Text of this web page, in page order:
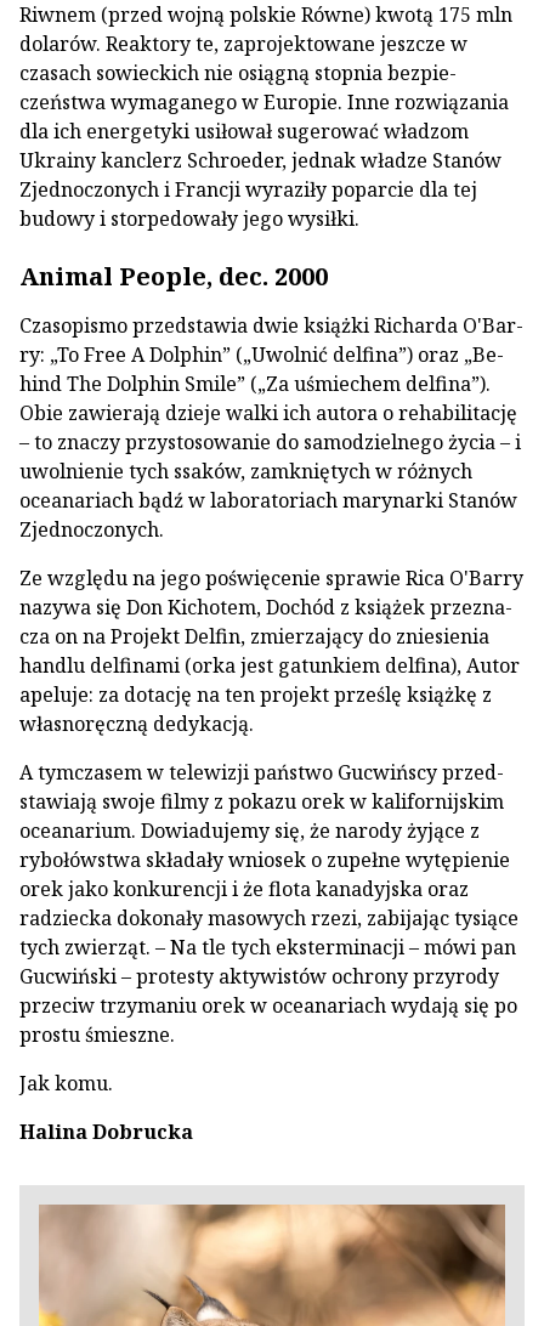
Riwnem (przed wojną polskie Równe) kwotą 175 mln
dolarów. Reaktory te, zaprojektowane jeszcze w
czasach sowieckich nie osiągną stopnia bezpie­
czeństwa wymaganego w Europie. Inne rozwiąza­nia
dla ich energetyki usiłował sugerować władzom
Ukrainy kanclerz Schroeder, jednak władze Stanów
Zjednoczonych i Francji wyraziły poparcie dla tej
budowy i storpedowały jego wysiłki.
Animal People, dec. 2000
Czasopismo przedstawia dwie książki Richarda O'Bar­
ry: „To Free A Dolphin” („Uwolnić delfina”) oraz „Be­
hind The Dolphin Smile” („Za uśmiechem delfina”).
Obie zawierają dzieje walki ich autora o rehabilitację
– to zna­czy przystosowanie do samodzielnego życia – i
uwolnienie tych ssaków, zamkniętych w różnych
oceanariach bądź w laboratoriach marynarki Stanów
Zjednoczonych.
Ze względu na jego poświęcenie sprawie Rica O'Bar­ry
nazywa się Don Kichotem, Dochód z książek przezna­
cza on na Projekt Delfin, zmierzający do zniesienia
handlu delfinami (orka jest gatunkiem delfina), Autor
apeluje: za dotację na ten projekt prześlę książkę z
własnoręczną dedykacją.
A tymczasem w telewizji państwo Gucwińscy przed­
stawiają swoje filmy z pokazu orek w kalifornijskim
oce­anarium. Dowiadujemy się, że narody żyjące z
rybołówstwa składały wniosek o zupełne wytępienie
orek jako konku­rencji i że flota kanadyjska oraz
radziecka dokonały masowych rzezi, zabijając tysiące
tych zwierząt. – Na tle tych eksterminacji – mówi pan
Gucwiński – protesty aktywi­stów ochrony przyrody
przeciw trzymaniu orek w oceana­riach wydają się po
prostu śmieszne.
Jak komu.
Halina Dobrucka